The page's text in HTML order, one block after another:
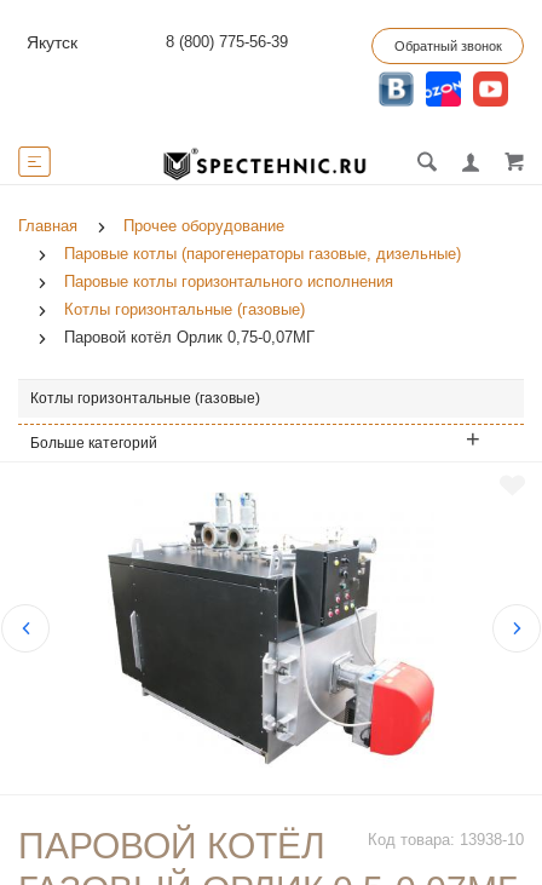
Якутск 8 (800) 775-56-39 Обратный звонок
Главная
Прочее оборудование
Паровые котлы (парогенераторы газовые, дизельные)
Паровые котлы горизонтального исполнения
Котлы горизонтальные (газовые)
Паровой котёл Орлик 0,75-0,07МГ
Котлы горизонтальные (газовые)
Больше категорий
Код товара: 13938-10
ПАРОВОЙ КОТЁЛ